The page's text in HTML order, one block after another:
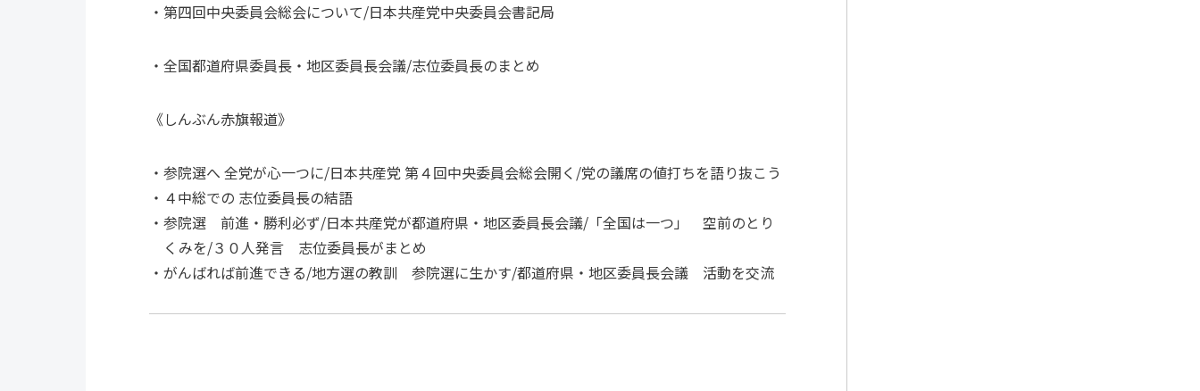
第四回中央委員会総会について/日本共産党中央委員会書記局
全国都道府県委員長・地区委員長会議/志位委員長のまとめ
《しんぶん赤旗報道》
参院選へ 全党が心一つに/日本共産党 第４回中央委員会総会開く/党の議席の値打ちを語り抜こう
４中総での 志位委員長の結語
参院選 前進・勝利必ず/日本共産党が都道府県・地区委員長会議/「全国は一つ」 空前のとり
くみを/３０人発言 志位委員長がまとめ
がんばれば前進できる/地方選の教訓 参院選に生かす/都道府県・地区委員長会議 活動を交流